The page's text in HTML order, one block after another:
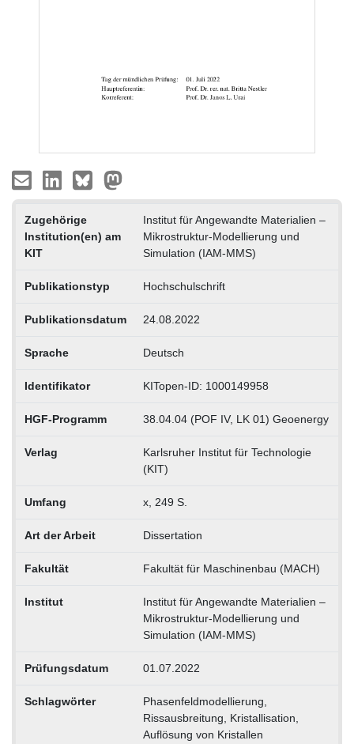
Zugehörige
Institution(en) am
KIT
Institut für Angewandte Materialien –
Mikrostruktur-Modellierung und
Simulation (IAM-MMS)
Publikationstyp Hochschulschrift
Publikationsdatum 24.08.2022
Sprache Deutsch
Identifikator KITopen-ID: 1000149958
HGF-Programm 38.04.04 (POF IV, LK 01) Geoenergy
Verlag
Karlsruher Institut für Technologie
(KIT)
Umfang x, 249 S.
Art der Arbeit Dissertation
Fakultät Fakultät für Maschinenbau (MACH)
Institut
Institut für Angewandte Materialien –
Mikrostruktur-Modellierung und
Simulation (IAM-MMS)
Prüfungsdatum 01.07.2022
Schlagwörter
Phasenfeldmodellierung,
Rissausbreitung, Kristallisation,
Auflösung von Kristallen